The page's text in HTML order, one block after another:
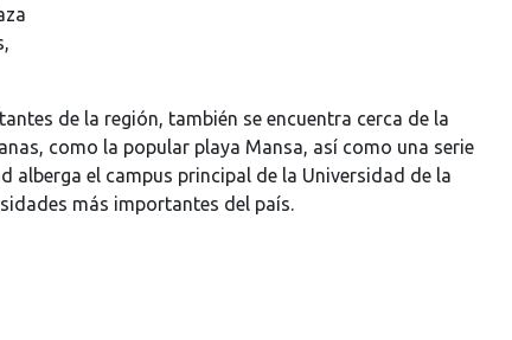
de la región, también se encuentra cerca de la
como la popular playa Mansa, así como una serie
alberga el campus principal de la Universidad de la
más importantes del país.